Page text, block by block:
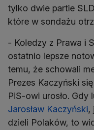
tylko dwie partie
które w sondażu
- Koledzy z Prawa i
ostatnio lepsze
temu, że schowali
Prezes Kaczyński
PiS-owi urosło. Gdy
Jarosław Kaczyński,
dzieli Polaków, to